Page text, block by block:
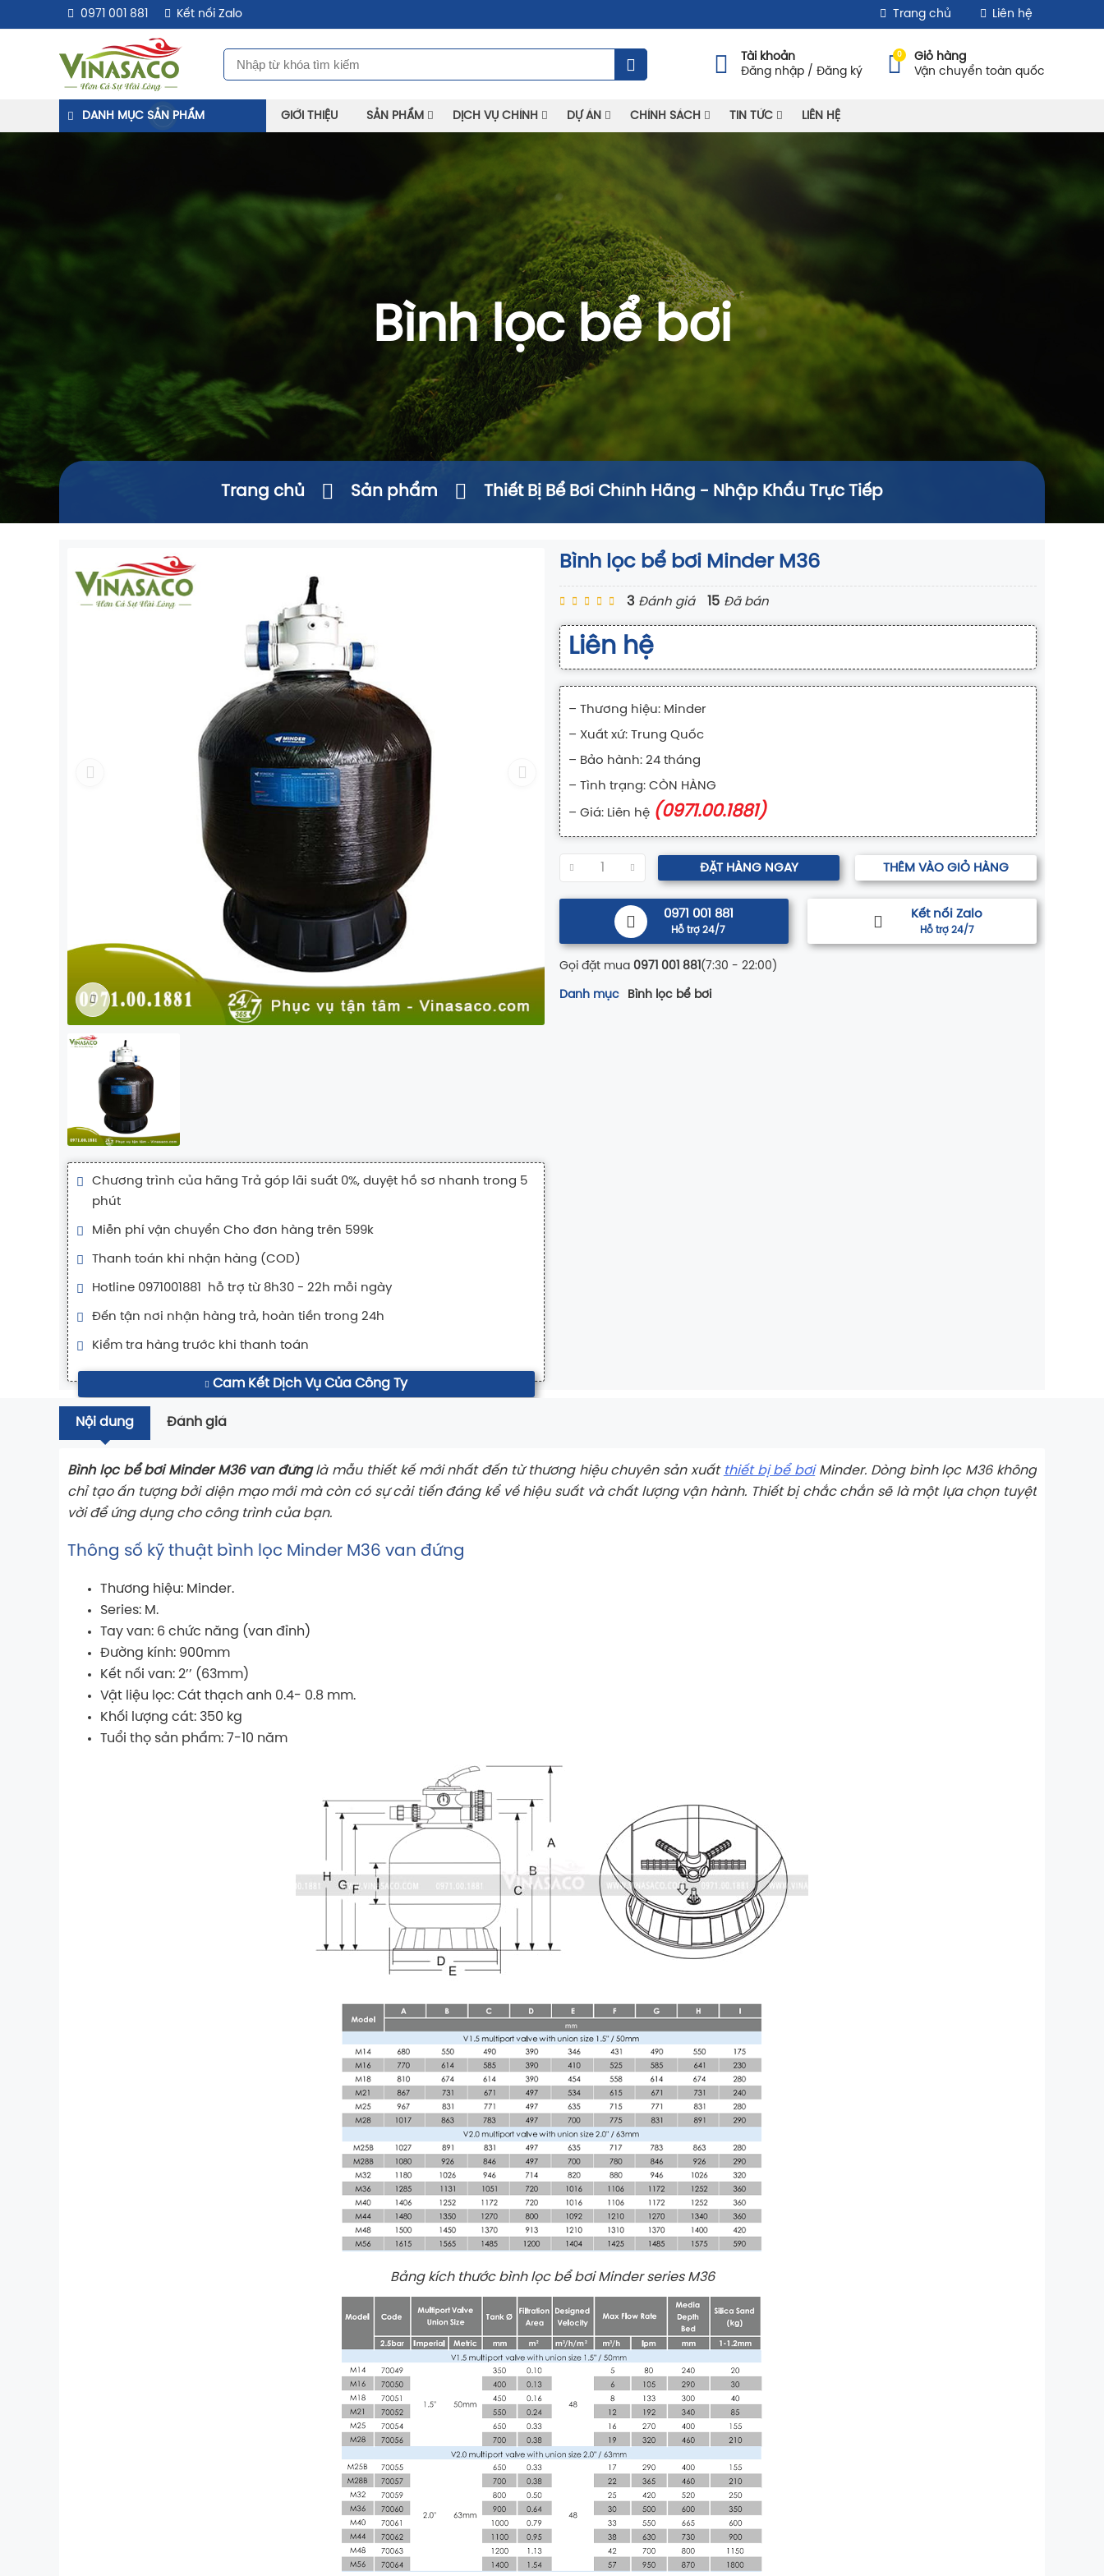
0971 001 881 Kết nối Zalo Trang chủ Liên hệ
Tài khoản
Đăng nhập / Đăng ký
0
Giỏ hàng
Vận chuyển toàn quốc
DANH MỤC SẢN PHẨM GIỚI THIỆU SẢN PHẨM DỊCH VỤ CHÍNH DỰ ÁN CHÍNH SÁCH TIN TỨC LIÊN HỆ
Bình lọc bể bơi
Trang chủ Sản phẩm Thiết Bị Bể Bơi Chính Hãng - Nhập Khẩu Trực Tiếp
Cam Kết Dịch Vụ Của Công Ty
Chương trình của hãng Trả góp lãi suất 0%, duyệt hồ sơ nhanh trong 5
phút
Miễn phí vận chuyển Cho đơn hàng trên 599k
Thanh toán khi nhận hàng (COD)
Hotline 0971001881 hỗ trợ từ 8h30 - 22h mỗi ngày
Đến tận nơi nhận hàng trả, hoàn tiền trong 24h
Kiểm tra hàng trước khi thanh toán
Bình lọc bể bơi Minder M36
3 Đánh giá 15 Đã bán
Liên hệ
– Thương hiệu: Minder
– Xuất xứ: Trung Quốc
– Bảo hành: 24 tháng
– Tình trạng: CÒN HÀNG
– Giá: Liên hệ (0971.00.1881)
ĐẶT HÀNG NGAY THÊM VÀO GIỎ HÀNG
0971 001 881
Hỗ trợ 24/7
Kết nối Zalo
Hỗ trợ 24/7
Gọi đặt mua0971 001 881(7:30 - 22:00)
Danh mục Bình lọc bể bơi
Nội dung Đánh giá
Bình lọc bể bơi Minder M36 van đứnglà mẫu thiết kế mới nhất đến từ thương hiệu chuyên sản xuất thiết bị bể bơiMinder. Dòng bình lọc M36 không
chỉ tạo ấn tượng bởi diện mạo mới mà còn có sự cải tiến đáng kể về hiệu suất và chất lượng vận hành. Thiết bị chắc chắn sẽ là một lựa chọn tuyệt
vời để ứng dụng cho công trình của bạn.
Thông số kỹ thuật bình lọc Minder M36 van đứng
Thương hiệu: Minder.
Series: M.
Tay van: 6 chức năng (van đỉnh)
Đường kính: 900mm
Kết nối van: 2’’ (63mm)
Vật liệu lọc: Cát thạch anh 0.4- 0.8 mm.
Khối lượng cát: 350 kg
Tuổi thọ sản phẩm: 7-10 năm
Bảng kích thước bình lọc bể bơi Minder series M36